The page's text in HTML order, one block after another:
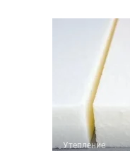
Утепление